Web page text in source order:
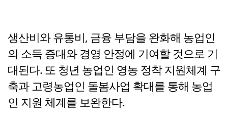
생산비와 유통비, 금융 부담을 완화해 농업인
의 소득 증대와 경영 안정에 기여할 것으로 기
대된다. 또 청년 농업인 영농 정착 지원체계 구
축과 고령농업인 돌봄사업 확대를 통해 농업
인 지원 체계를 보완한다.